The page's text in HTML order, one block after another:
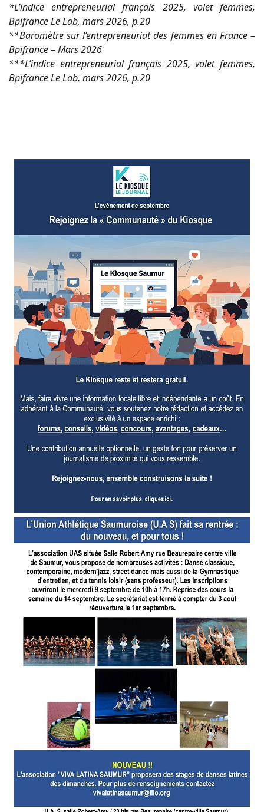
*L’indice entrepreneurial français 2025, volet femmes,
Bpifrance Le Lab, mars 2026, p.20
**Baromètre sur l’entrepreneuriat des femmes en France –
Bpifrance – Mars 2026
***L’indice entrepreneurial français 2025, volet femmes,
Bpifrance Le Lab, mars 2026, p.20